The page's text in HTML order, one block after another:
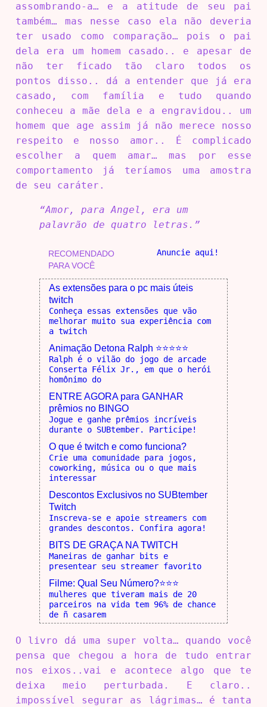
assombrando-a… e a atitude de seu pai
também… mas nesse caso ela não deveria
ter usado como comparação… pois o pai
dela era um homem casado.. e apesar de
não ter ficado tão claro todos os
pontos disso.. dá a entender que já era
casado, com família e tudo quando
conheceu a mãe dela e a engravidou.. um
homem que age assim já não merece nosso
respeito e nosso amor.. É complicado
escolher a quem amar… mas por esse
comportamento já teríamos uma amostra
de seu caráter.
“Amor, para Angel, era um
palavrão de quatro letras.”
RECOMENDADO
PARA VOCÊ
Anuncie aqui!
As extensões para o pc mais úteis
twitch
Conheça essas extensões que vão
melhorar muito sua experiência com
a twitch
Animação Detona Ralph ⭐⭐⭐⭐⭐
Ralph é o vilão do jogo de arcade
Conserta Félix Jr., em que o herói
homônimo do
ENTRE AGORA para GANHAR
prêmios no BINGO
Jogue e ganhe prêmios incríveis
durante o SUBtember. Participe!
O que é twitch e como funciona?
Crie uma comunidade para jogos,
coworking, música ou o que mais
interessar
Descontos Exclusivos no SUBtember
Twitch
Inscreva-se e apoie streamers com
grandes descontos. Confira agora!
BITS DE GRAÇA NA TWITCH
Maneiras de ganhar bits e
presentear seu streamer favorito
Filme: Qual Seu Número?⭐⭐⭐
mulheres que tiveram mais de 20
parceiros na vida tem 96% de chance
de ñ casarem
O livro dá uma super volta… quando você
pensa que chegou a hora de tudo entrar
nos eixos..vai e acontece algo que te
deixa meio perturbada. E claro..
impossível segurar as lágrimas… é tanta